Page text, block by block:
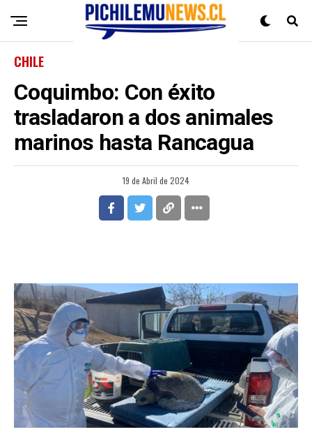
CHILE
Coquimbo: Con éxito
trasladaron a dos animales
marinos hasta Rancagua
19 de Abril de 2024